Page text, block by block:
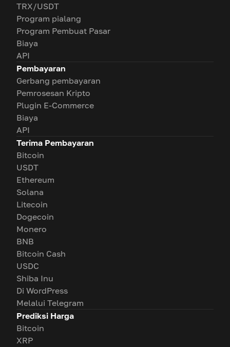
TRX/USDT
Program pialang
Program Pembuat Pasar
Biaya
API
Pembayaran
Gerbang pembayaran
Pemrosesan Kripto
Plugin E-Commerce
Biaya
API
Terima Pembayaran
Bitcoin
USDT
Ethereum
Solana
Litecoin
Dogecoin
Monero
BNB
Bitcoin Cash
USDC
Shiba Inu
Di WordPress
Melalui Telegram
Prediksi Harga
Bitcoin
XRP